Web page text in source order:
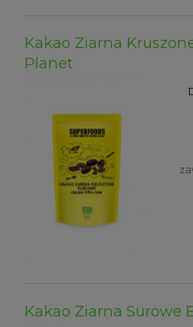
Kakao Ziarna
Planet
Kakao Ziarna Surowe